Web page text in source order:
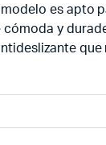
es apto
y